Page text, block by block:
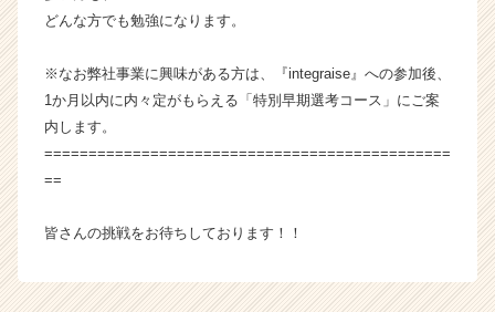
就
サ
ト
ア
リ
どんな方でも勉強になります。
※なお弊社事業に興味がある方は、『integraise』への参加後、
1か月以内に内々定がもらえる「特別早期選考コース」にご案
内します。
==============================================
==
皆さんの挑戦をお待ちしております！！